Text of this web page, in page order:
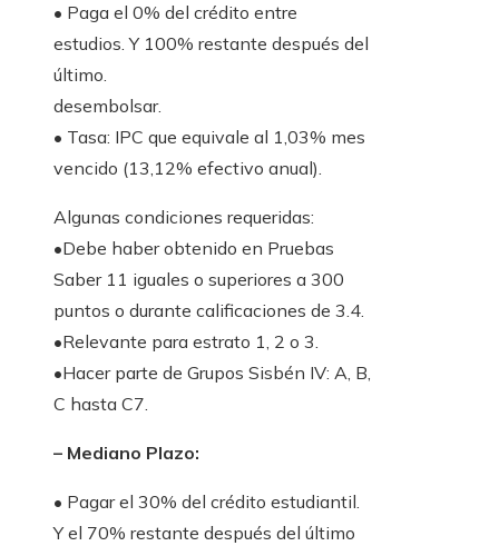
• Paga el 0% del crédito entre
estudios. Y 100% restante después del
último.
desembolsar.
• Tasa: IPC que equivale al 1,03% mes
vencido (13,12% efectivo anual).
Algunas condiciones requeridas:
•Debe haber obtenido en Pruebas
Saber 11 iguales o superiores a 300
puntos o durante calificaciones de 3.4.
•Relevante para estrato 1, 2 o 3.
•Hacer parte de Grupos Sisbén IV: A, B,
C hasta C7.
– Mediano Plazo:
• Pagar el 30% del crédito estudiantil.
Y el 70% restante después del último